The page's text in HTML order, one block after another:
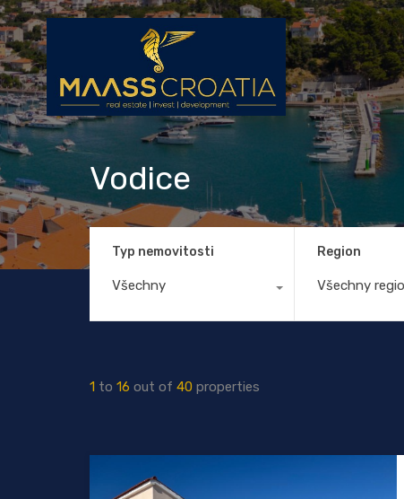
Vodice
Typ nemovitosti
Všechny
Region
Všechny
1 to 16 out of 40 properties